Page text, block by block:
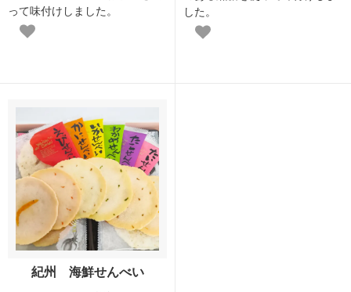
って味付けしました。
した。
紀州 海鮮せんべい